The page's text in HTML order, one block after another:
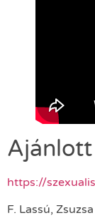
https://
F. Lassú,